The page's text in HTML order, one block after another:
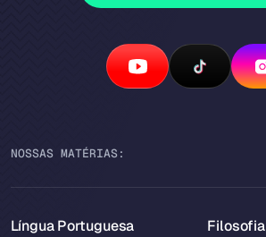
NOSSAS MATÉRIAS:
Língua Portuguesa Filosofia